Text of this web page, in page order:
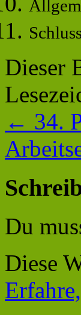
Dieser
← 34.
Du
Diese